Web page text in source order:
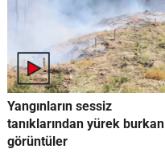
Yangınların sessiz
tanıklarından yürek burkan
görüntüler